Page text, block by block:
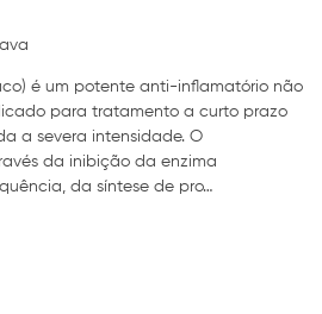
é um potente anti-inflamatório não
para tratamento a curto prazo
a severa intensidade. O
da inibição da enzima
da síntese de pro…